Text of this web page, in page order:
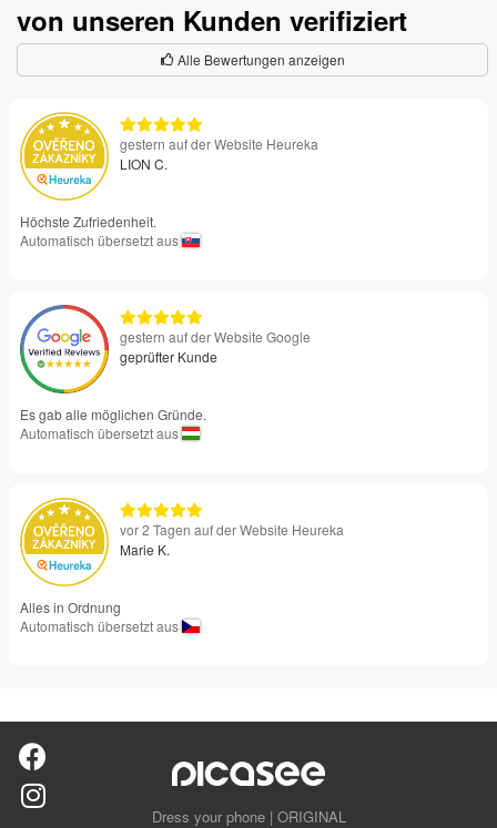
von unseren Kunden verifiziert
Alle Bewertungen anzeigen
gestern auf der Website Heureka
LION C.
Höchste Zufriedenheit.
Automatisch übersetzt aus
gestern auf der Website Google
geprüfter Kunde
Es gab alle möglichen Gründe.
Automatisch übersetzt aus
vor 2 Tagen auf der Website Heureka
Marie K.
Alles in Ordnung
Automatisch übersetzt aus
Dress your phone | ORIGINAL